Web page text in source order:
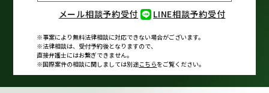
メール相談予約受付
LINE相談予約受付
※事案により無料法律相談に対応できない場合がございます。
※法律相談は、受付予約後となりますので、
直接弁護士にはお繋ぎできません。
※国際案件の相談に関しましては別途こちらをご覧ください。